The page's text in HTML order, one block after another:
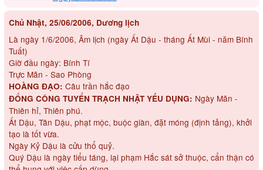
Chủ Nhật, 25/06/2006, Dương lịch
Là ngày 1/6/2006, Âm lịch (ngày Ất Dậu - tháng Ất Mùi - năm Bính
Tuất)
Giờ đầu ngày: Bính Tí
Trực Mãn - Sao Phòng
HOÀNG ĐẠO: Câu trần hắc đạo
ĐỔNG CÔNG TUYỂN TRẠCH NHẬT YẾU DỤNG: Ngày Mãn -
Thiên hỉ, Thiên phú.
Ất Dậu, Tân Dậu, phạt mộc, buộc giàn, đặt móng (định tảng), khởi
tạo là tốt vừa.
Ngày Kỷ Dậu là cửu thổ quỷ.
Quý Dậu là ngày tiểu táng, lại phạm Hắc sát sở thuộc, cẩn thận có